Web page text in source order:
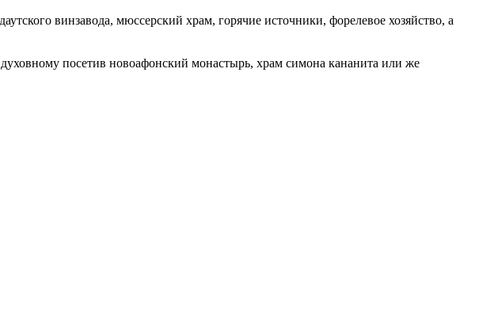
винзавода, мюссерский храм, горячие источники, форелевое хозяйство, а
посетив новоафонский монастырь, храм симона кананита или же